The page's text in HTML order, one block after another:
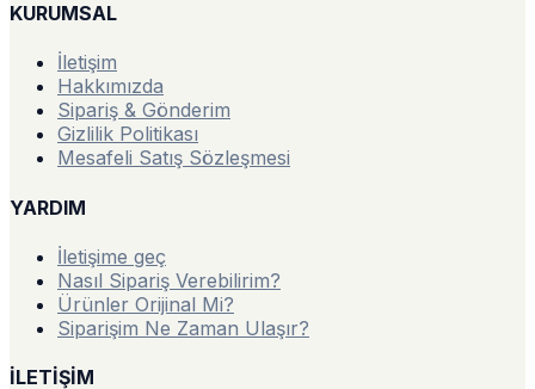
KURUMSAL
İletişim
Hakkımızda
Sipariş & Gönderim
Gizlilik Politikası
Mesafeli Satış Sözleşmesi
YARDIM
İletişime geç
Nasıl Sipariş Verebilirim?
Ürünler Orijinal Mi?
Siparişim Ne Zaman Ulaşır?
İLETİŞİM